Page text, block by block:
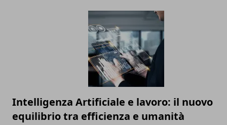
Intelligenza Artificiale e lavoro: il nuovo
equilibrio tra efficienza e umanità